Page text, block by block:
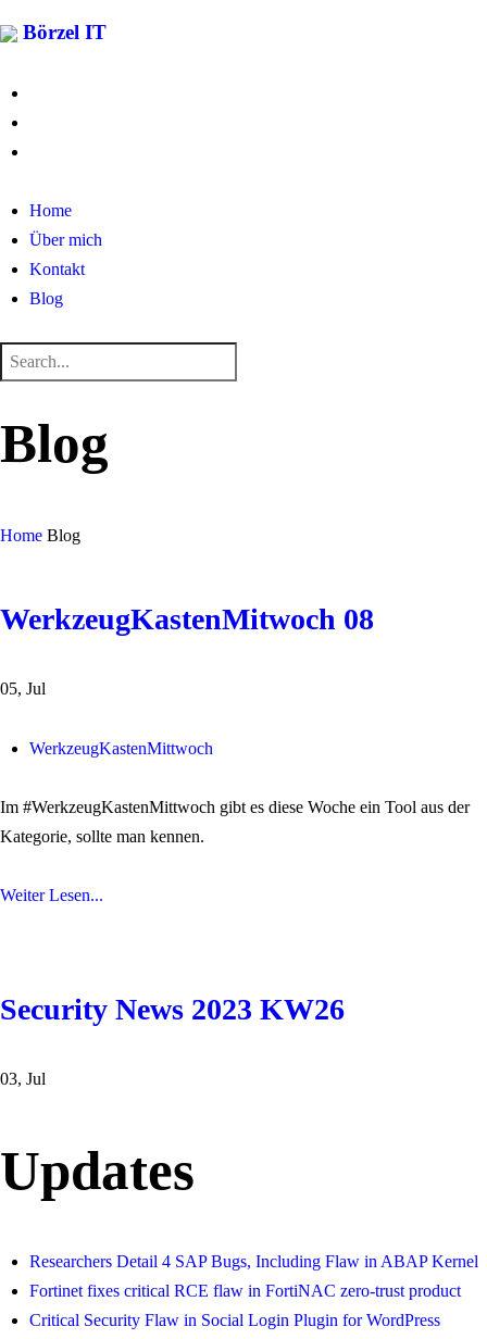
Börzel IT
Home
Über mich
Kontakt
Blog
Blog
Home Blog
WerkzeugKastenMitwoch 08
05, Jul
WerkzeugKastenMittwoch
Im #WerkzeugKastenMittwoch gibt es diese Woche ein Tool aus der
Kategorie, sollte man kennen.
Weiter Lesen...
Security News 2023 KW26
03, Jul
Updates
Researchers Detail 4 SAP Bugs, Including Flaw in ABAP Kernel
Fortinet fixes critical RCE flaw in FortiNAC zero-trust product
Critical Security Flaw in Social Login Plugin for WordPress